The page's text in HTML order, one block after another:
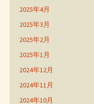
2025年4月
2025年3月
2025年2月
2025年1月
2024年12月
2024年11月
2024年10月